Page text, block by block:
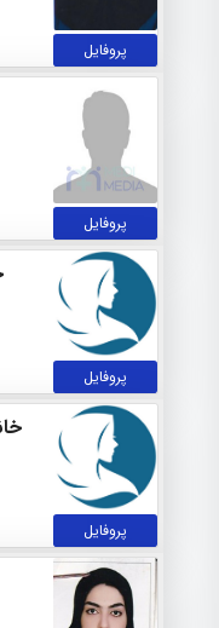
پروفایل
پروفایل
پروفایل
پروفایل